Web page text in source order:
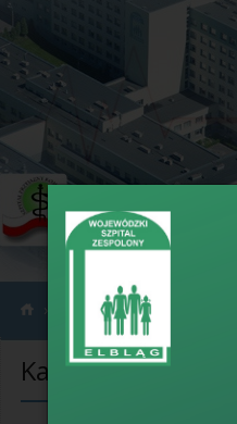
Informacje ›
Kategorie